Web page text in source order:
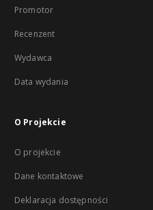
Promotor
Recenzent
Wydawca
Data wydania
O Projekcie
O projekcie
Dane kontaktowe
Deklaracja dostępności